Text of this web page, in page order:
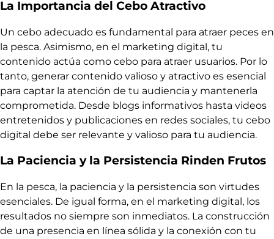
La Importancia del Cebo Atractivo
Un cebo adecuado es fundamental para atraer peces en
la pesca. Asimismo, en el marketing digital, tu
contenido actúa como cebo para atraer usuarios. Por lo
tanto, generar contenido valioso y atractivo es esencial
para captar la atención de tu audiencia y mantenerla
comprometida. Desde blogs informativos hasta videos
entretenidos y publicaciones en redes sociales, tu cebo
digital debe ser relevante y valioso para tu audiencia.
La Paciencia y la Persistencia Rinden Frutos
En la pesca, la paciencia y la persistencia son virtudes
esenciales. De igual forma, en el marketing digital, los
resultados no siempre son inmediatos. La construcción
de una presencia en línea sólida y la conexión con tu